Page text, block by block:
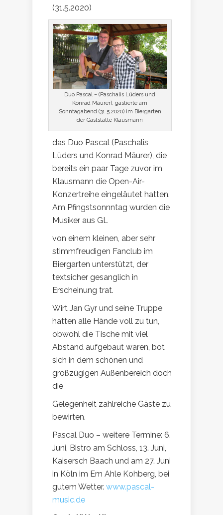
(31.5.2020)
Duo Pascal – (Paschalis Lüders und
Konrad Mäurer), gastierte am
Sonntagabend (31.5.2020) im Biergarten
der Gaststätte Klausmann
das Duo Pascal (Paschalis
Lüders und Konrad Mäurer), die
bereits ein paar Tage zuvor im
Klausmann die Open-Air-
Konzertreihe eingeläutet hatten.
Am Pfingstsonnntag wurden die
Musiker aus GL
von einem kleinen, aber sehr
stimmfreudigen Fanclub im
Biergarten unterstützt, der
textsicher gesanglich in
Erscheinung trat.
Wirt Jan Gyr und seine Truppe
hatten alle Hände voll zu tun,
obwohl die Tische mit viel
Abstand aufgebaut waren, bot
sich in dem schönen und
großzügigen Außenbereich doch
die
Gelegenheit zahlreiche Gäste zu
bewirten.
Pascal Duo – weitere Termine: 6.
Juni, Bistro am Schloss, 13. Juni,
Kaisersch Baach und am 27. Juni
in Köln im Em Ahle Kohberg, bei
gutem Wetter. www.pascal-
music.de